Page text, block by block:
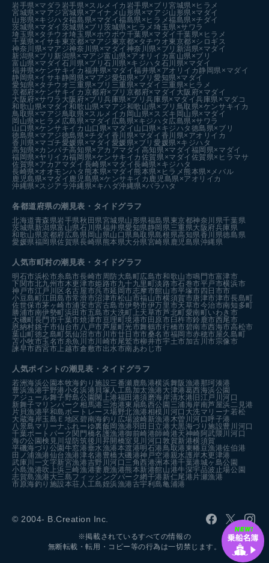
岩手県×マダラ 岩手県×スルメイカ 岩手県×ブリ宮城県×ヒラメ
宮城県×マアジ宮城県×アイナメ 山形県×マアジ山形県×マダイ
山形県×キジハタ福島県×マダイ福島県×ヒラメ福島県×チダイ
茨城県×マダイ 茨城県×ブリ茨城県×ヒラメ埼玉県×サワラ
埼玉県×タチウオ埼玉県×ホウボウ 千葉県×マダイ 千葉県×ヒラメ
千葉県×イサキ 東京都×マアジ 東京都×タチウオ東京都×シロギス
神奈川県×マアジ神奈川県×マダイ 神奈川県×ブリ 新潟県×マダイ
新潟県×ブリ 新潟県×マアジ富山県×アオリイカ富山県×ブリ
富山県×マダイ 石川県×ブリ石川県×キジハタ 石川県×マダイ
福井県×ケンサキイカ 福井県×マダイ福井県×アオリイカ静岡県×マダイ
静岡県×イサキ静岡県×マアジ愛知県×ブリ愛知県×マダイ
愛知県×タチウオ三重県×ブリ 三重県×マダイ 三重県×ヒラメ
京都府×ケンサキイカ 京都府×ブリ 京都府×マダイ 大阪府×マダイ
大阪府×サワラ 大阪府×ブリ兵庫県×ブリ兵庫県×マダイ兵庫県×マダコ
和歌山県×マダイ和歌山県×マアジ和歌山県×ブリ 鳥取県×ケンサキイカ
鳥取県×マアジ 鳥取県×スルメイカ 岡山県×スズキ 岡山県×マダイ
岡山県×ヒラメ 広島県×マダイ 広島県×キジハタ 広島県×サワラ
山口県×ケンサキイカ 山口県×マダイ 山口県×キジハタ 徳島県×ブリ
徳島県×マアジ徳島県×チダイ 香川県×マダイ 香川県×アオリイカ
香川県×マゴチ愛媛県×マダイ 愛媛県×ブリ愛媛県×キジハタ
高知県×カンパチ高知県×アカアマダイ 高知県×マダイ 福岡県×マダイ
福岡県×ヤリイカ福岡県×ケンサキイカ 佐賀県×マダイ 佐賀県×ヒラマサ
佐賀県×アカアマダイ 長崎県×マダイ長崎県×キジハタ
長崎県×オオモンハタ 熊本県×マダイ 熊本県×ヒラメ 熊本県×メバル
鹿児島県×マダイ 鹿児島県×ケンサキイカ 鹿児島県×アオリイカ
沖縄県×スジアラ沖縄県×キハダ沖縄県×バラハタ
各都道府県の潮見表 ・タイドグラフ
北海道青森県岩手県秋田県宮城県山形県福島県 東京都神奈川県千葉県
茨城県 新潟県富山県石川県福井県愛知県静岡県 三重県大阪府兵庫県
和歌山県京都府広島県 岡山県山口県 鳥取県島根県高知県香川県徳島県
愛媛県福岡県佐賀県長崎県 熊本県大分県宮崎県 鹿児島県沖縄県
人気市町村の潮見表・タイドグラフ
明石市浜松市糸島市長崎市 周防大島町広島市和歌山市鳴門市富津市
下関市北九州市木更津市姫路市九十九里町淡路市石巻市平戸市横浜市
神戸市江戸川区名古屋市呉市延岡市志摩市館山市平塚市四日市市
小豆島町江田島市常滑市沼津市松山市福山市横須賀市唐津市津市長島町
佐世保市茅ヶ崎市浦安市宮古島市伊勢市伊万里市天草市今治市南知多町
勝浦市南伊勢町浜田市五島市大洗町 上天草市芦北町愛南町いわき市
大磯町長門市千葉市焼津市亘理町境港市田原市臼杵市鈴鹿市西尾市
恩納村銚子市仙台市 八戸市芦屋町光市舞鶴市行橋市碧南市西海市高松市
葉山町徳之島町気仙沼市市川市廿日市市桑名市福岡市赤穂市屋久島町
苫小牧市玉名市糸魚川市 川崎市尾鷲市柳井市宇土市加古川市宗像市
諫早市西宮市 上越市倉敷市出水市南あわじ市
人気ポイントの潮見表・タイドグラフ
若洲海浜公園本牧海釣り施設三番瀬 鹿島港横浜舞阪漁港 那珂湊港
豊浜漁港宇野港小名浜港 貝塚人工島 加太漁港 大津港葛西海浜公園
アジュール舞子野島公園閖上港福田港須磨海岸清水港 旧江戸川河口
新舞子マリンパーク 相馬港 三池港東扇島西公園 三浦海岸南芦屋浜 二見港
片貝漁港平和島ボートレース場野北漁港相模川河口 大洗マリーナ 若松
大蔵海岸玉島Ｅ地区碧南海釣り広場波崎新漁港 木曽川河口呼子港
八景島マリーナふれーゆ裏飯岡漁港羽田 日立港 大黒海づり施設豊川河口
千葉ポートパーク関門橋名護漁港御前崎港師崎港天神崎阿武隈川河口
海の公園検見川堤防筑後川昇開橋室見川河口敦賀新港横須賀
平磯海づり公園牛窓港垂水漁港本渡港明石港 鳥取港 東幡豆漁港佐伯港
田ノ浦漁港仙台漁港津名港 豊橋 大磯港神戸空港親水護岸 木更津港
武庫川一文字新宮漁港吉野川河口 三角西港洲本港千葉港城ヶ島公園
小島漁港吹上浜三崎漁港妻鹿漁港熊本新港館山港牛深宇品波止場公園
志賀島漁港 大三島フィッシングパーク網干港 新仁尾港 片瀬漁港
市原海釣り施設本荘人工島姪浜漁港古宇利島亀浦港
© 2004- B.Creation Inc.
※掲載されているすべての情報の
無断転載・転用・コピー等の行為は一切禁じます。